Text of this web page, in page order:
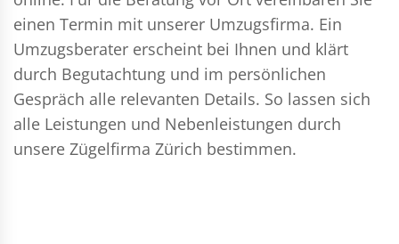
einen Termin mit unserer Umzugsfirma. Ein
Umzugsberater erscheint bei Ihnen und klärt
durch Begutachtung und im persönlichen
Gespräch alle relevanten Details. So lassen sich
alle Leistungen und Nebenleistungen durch
unsere Zügelfirma Zürich bestimmen.